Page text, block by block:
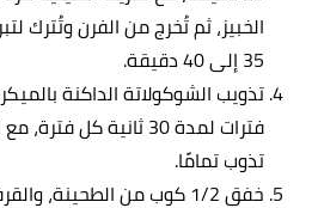
الخبيز، ثم تُخرج من الفرن وتُترك
35 إلى 40 دقيقة.
تذويب الشوكولاتة الداكنة
فترات لمدة 30 ثانية كل
تذوب تمامًا.